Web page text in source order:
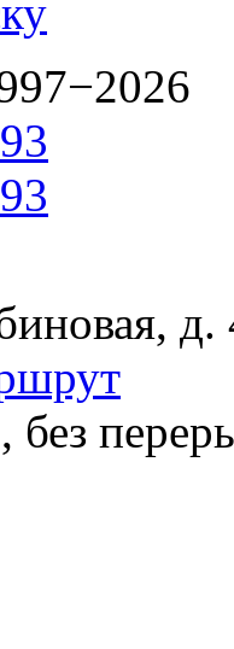
д.
без